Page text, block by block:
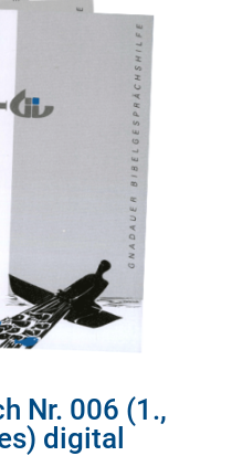
Nr. 006 (1.,
digital